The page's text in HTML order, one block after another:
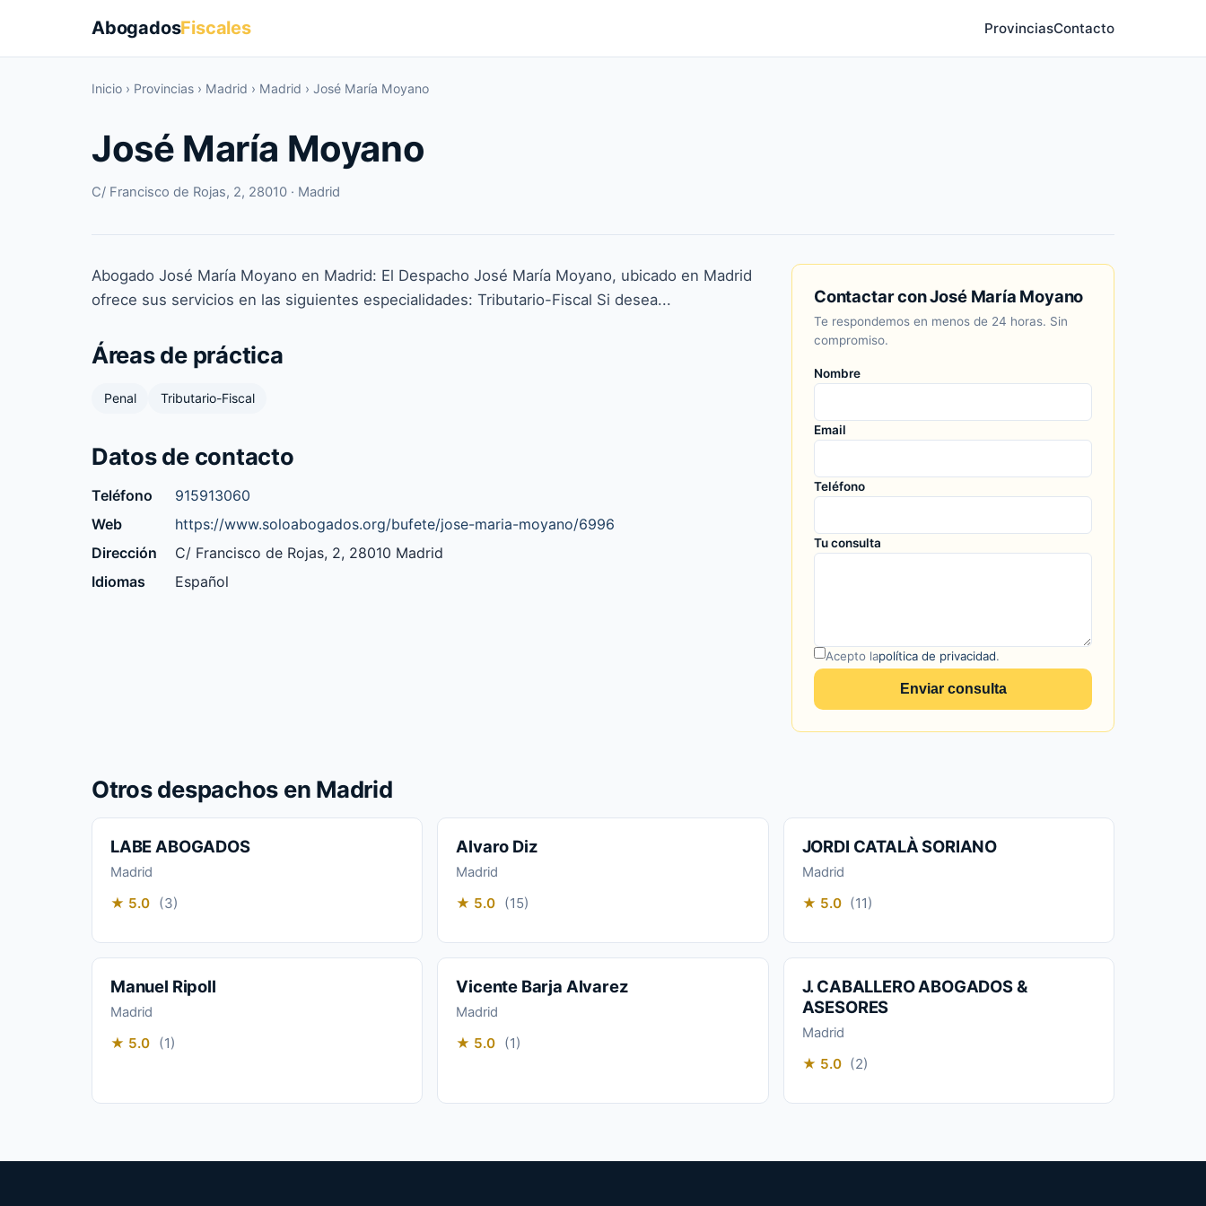
AbogadosFiscales ProvinciasContacto
Inicio › Provincias › Madrid › Madrid › José María Moyano
José María Moyano
C/ Francisco de Rojas, 2, 28010 · Madrid
Abogado José María Moyano en Madrid: El Despacho José María Moyano, ubicado en Madrid
ofrece sus servicios en las siguientes especialidades: Tributario-Fiscal Si desea...
Áreas de práctica
Penal Tributario-Fiscal
Datos de contacto
Teléfono
915913060
Web
https://www.soloabogados.org/bufete/jose-maria-moyano/6996
Dirección
C/ Francisco de Rojas, 2, 28010 Madrid
Idiomas
Español
Contactar con José María Moyano
Te respondemos en menos de 24 horas. Sin
compromiso.
Nombre
Email
Teléfono
Tu consulta
Acepto lapolítica de privacidad.
Enviar consulta
Otros despachos en Madrid
LABE ABOGADOS
Madrid
★ 5.0 (3)
Alvaro Diz
Madrid
★ 5.0 (15)
JORDI CATALÀ SORIANO
Madrid
★ 5.0 (11)
Manuel Ripoll
Madrid
★ 5.0 (1)
Vicente Barja Alvarez
Madrid
★ 5.0 (1)
J. CABALLERO ABOGADOS &
ASESORES
Madrid
★ 5.0 (2)